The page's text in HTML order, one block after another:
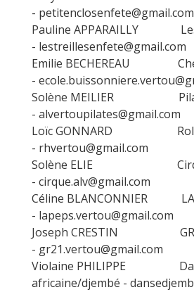
- petitenclosenfete@gmail.com
Pauline APPARAILLY Les
- lestreillesenfete@gmail.com
Emilie BECHEREAU
-
Solène MEILIER
- alvertoupilates@gmail.com
Loïc GONNARD
- rhvertou@gmail.com
Solène ELIE
- cirque.alv@gmail.com
Céline BLANCONNIER LA
- lapeps.vertou@gmail.com
Joseph CRESTIN
- gr21.vertou@gmail.com
Violaine PHILIPPE
africaine/djembé -